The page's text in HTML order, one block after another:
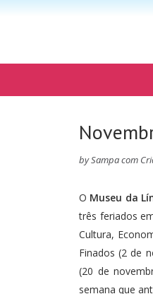
bySampa com
O Museu da
três feriados
Cultura,
Finados (2 de
(20 de
semana que